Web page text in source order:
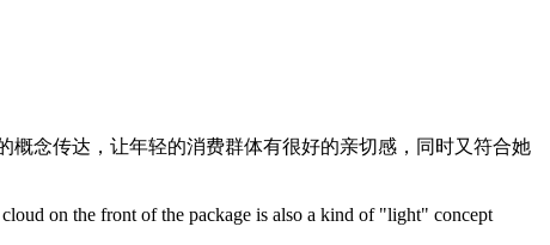
概念传达，让年轻的消费群体有很好的亲切感，同时又符合她
on the front of the package is also a kind of "light" concept